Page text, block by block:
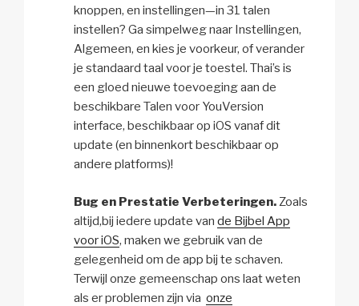
knoppen, en instellingen—in 31 talen
instellen? Ga simpelweg naar Instellingen,
Algemeen, en kies je voorkeur, of verander
je standaard taal voor je toestel. Thai’s is
een gloed nieuwe toevoeging aan de
beschikbare Talen voor YouVersion
interface, beschikbaar op iOS vanaf dit
update (en binnenkort beschikbaar op
andere platforms)!
Bug en Prestatie Verbeteringen.Zoals
altijd,bij iedere update van de Bijbel App
voor iOS, maken we gebruik van de
gelegenheid om de app bij te schaven.
Terwijl onze gemeenschap ons laat weten
als er problemen zijn via onze